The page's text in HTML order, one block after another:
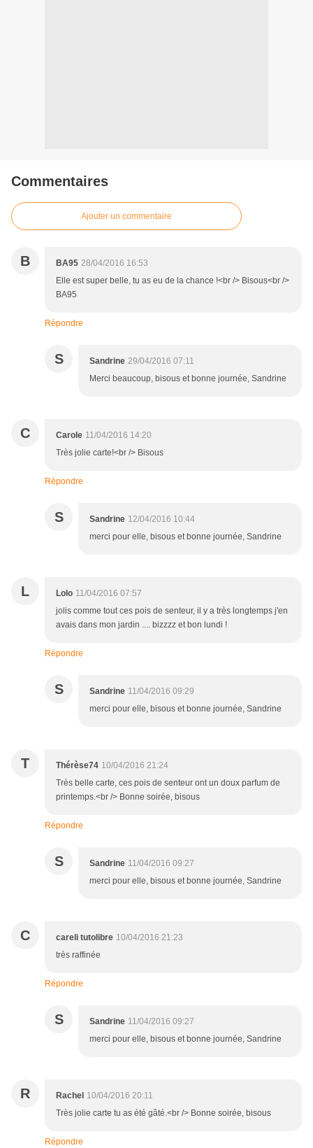
Commentaires
Ajouter un commentaire
B BA95 28/04/2016 16:53
Elle est super belle, tu as eu de la chance !<br /> Bisous<br />
BA95
Répondre
S Sandrine 29/04/2016 07:11
Merci beaucoup, bisous et bonne journée, Sandrine
C Carole 11/04/2016 14:20
Très jolie carte!<br /> Bisous
Répondre
S Sandrine 12/04/2016 10:44
merci pour elle, bisous et bonne journée, Sandrine
L Lolo 11/04/2016 07:57
jolis comme tout ces pois de senteur, il y a très longtemps j'en
avais dans mon jardin .... bizzzz et bon lundi !
Répondre
S Sandrine 11/04/2016 09:29
merci pour elle, bisous et bonne journée, Sandrine
T Thérèse74 10/04/2016 21:24
Très belle carte, ces pois de senteur ont un doux parfum de
printemps.<br /> Bonne soirée, bisous
Répondre
S Sandrine 11/04/2016 09:27
merci pour elle, bisous et bonne journée, Sandrine
C careli tutolibre 10/04/2016 21:23
très raffinée
Répondre
S Sandrine 11/04/2016 09:27
merci pour elle, bisous et bonne journée, Sandrine
R Rachel 10/04/2016 20:11
Très jolie carte tu as été gâté.<br /> Bonne soirée, bisous
Répondre